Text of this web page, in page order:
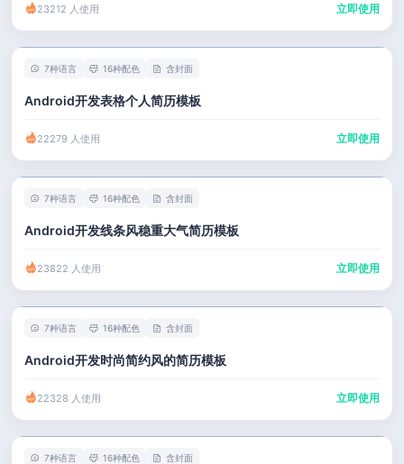
23212 人使用 立即使用
7种语言 16种配色 含封面
Android开发表格个人简历模板
22279 人使用 立即使用
7种语言 16种配色 含封面
Android开发线条风稳重大气简历模板
23822 人使用 立即使用
7种语言 16种配色 含封面
Android开发时尚简约风的简历模板
22328 人使用 立即使用
7种语言 16种配色 含封面